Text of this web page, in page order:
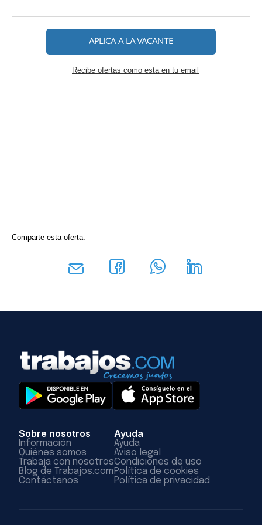
APLICA A LA VACANTE
Recibe ofertas como esta en tu email
Comparte esta oferta:
Sobre nosotros
Información
Quiénes somos
Trabaja con nosotros
Blog de Trabajos.com
Contáctanos
Ayuda
Ayuda
Aviso legal
Condiciones de uso
Política de cookies
Política de privacidad